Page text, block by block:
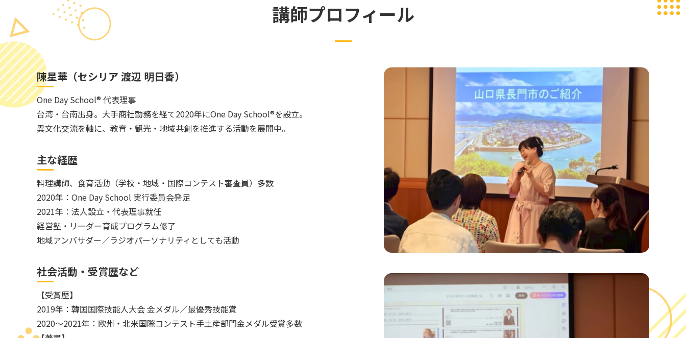
講師プロフィール
陳星華（セシリア 渡辺 明日香）
One Day School® 代表理事
台湾・台南出身。大手商社勤務を経て2020年にOne Day School®を設立。
異文化交流を軸に、教育・観光・地域共創を推進する活動を展開中。
主な経歴
料理講師、食育活動（学校・地域・国際コンテスト審査員）多数
2020年：One Day School 実行委員会発足
2021年：法人設立・代表理事就任
経営塾・リーダー育成プログラム修了
地域アンバサダー／ラジオパーソナリティとしても活動
社会活動・受賞歴など
【受賞歴】
2019年：韓国国際技能人大会 金メダル／最優秀技能賞
2020～2021年：欧州・北米国際コンテスト手土産部門金メダル受賞多数